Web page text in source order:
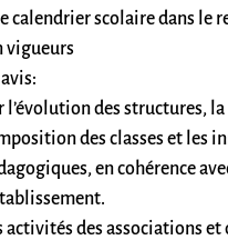
calendrier scolaire dans le
vigueurs
l’évolution des structures, la
des classes et les
en cohérence
activités des associations et